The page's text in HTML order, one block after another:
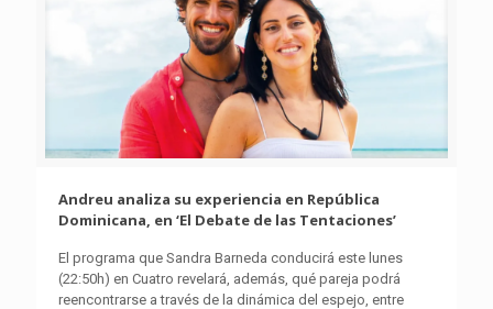
Andreu analiza su experiencia en República
Dominicana, en ‘El Debate de las Tentaciones’
El programa que Sandra Barneda conducirá este lunes
(22:50h) en Cuatro revelará, además, qué pareja podrá
reencontrarse a través de la dinámica del espejo, entre